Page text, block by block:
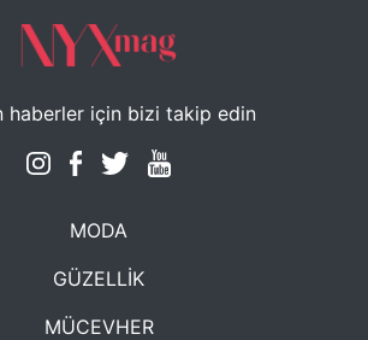
haberler için bizi takip edin
MODA
GÜZELLİK
MÜCEVHER